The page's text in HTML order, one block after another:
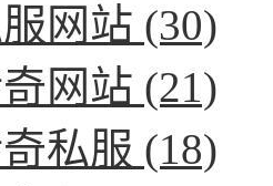
网站 (30)
网站 (21)
私服 (18)